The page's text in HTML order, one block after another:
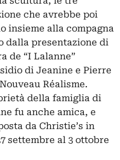
che avrebbe poi
insieme alla compagna
dalla presentazione di
de “I Lalanne”
di Jeanine e Pierre
Réalisme.
della famiglia di
fu anche amica, e
da Christie’s in
settembre al 3 ottobre